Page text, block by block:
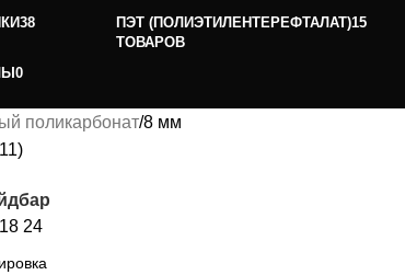
38
ПЭТ (ПОЛИЭТИЛЕНТЕРЕФТАЛАТ)15
ТОВАРОВ
0
поликарбонат 8 мм
18 24